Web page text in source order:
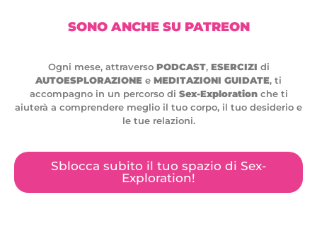
SONO ANCHE SU PATREON
Ogni mese, attraverso PODCAST, ESERCIZI di
AUTOESPLORAZIONE e MEDITAZIONI GUIDATE, ti
accompagno in un percorso di Sex-Explorationche ti
aiuterà a comprendere meglio il tuo corpo, il tuo desiderio e
le tue relazioni.
Sblocca subito il tuo spazio di Sex-
Exploration!